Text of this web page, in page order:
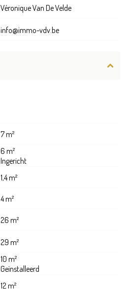
Véronique Van De Velde
info@immo-vdv.be
7 m²
6 m²
Ingericht
1,4 m²
4 m²
26 m²
29 m²
10 m²
Geïnstalleerd
12 m²